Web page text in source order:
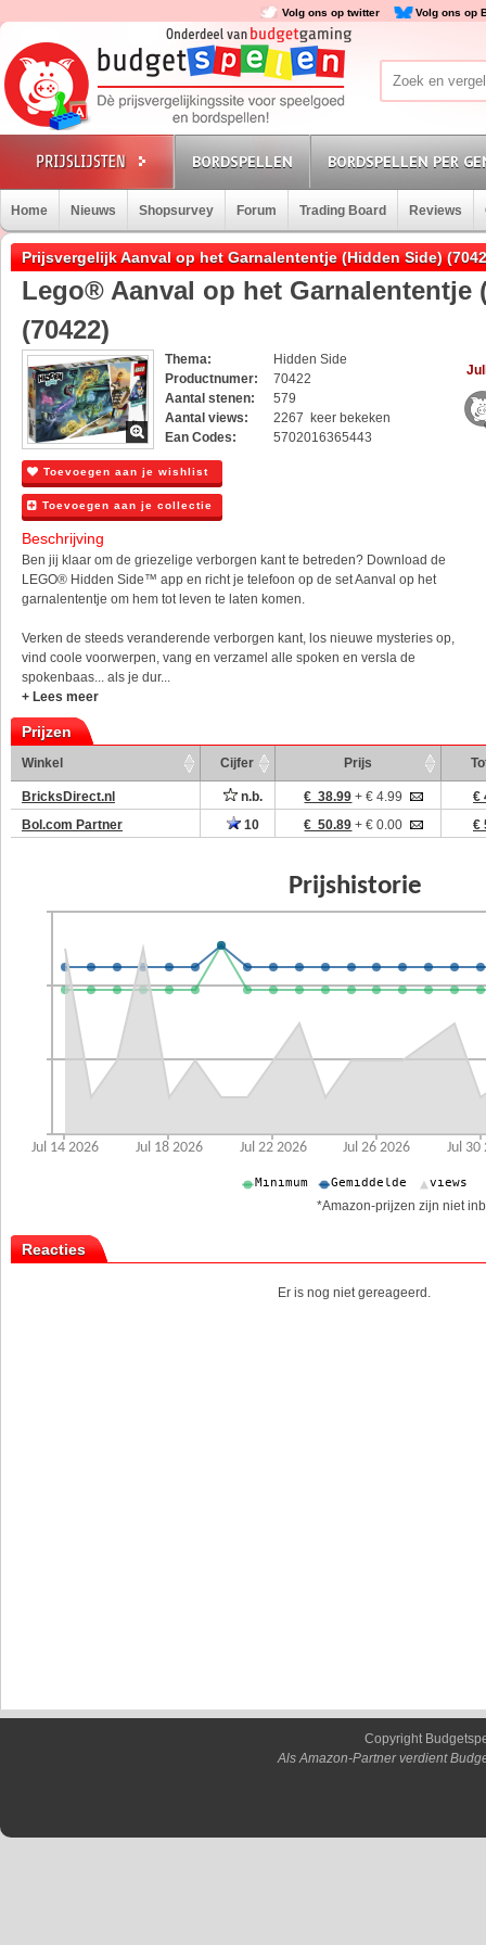
Volg ons op twitter Volg ons op
BORDSPELLEN BORDSPELLEN PER
Home Nieuws Shopsurvey Forum Trading Board Reviews
Prijsvergelijk Aanval op het Garnalententje (Hidden Side)
Lego® Aanval op het Garnalententje
(70422)
Thema:
Hidden Side
Productnumer:
70422
Aantal stenen:
579
Aantal views:
2267 keer bekeken
Ean Codes:
5702016365443
Toevoegen aan je wishlist
Toevoegen aan je collectie
Beschrijving
Ben jij klaar om de griezelige verborgen kant te betreden? Download de
LEGO® Hidden Side™ app en richt je telefoon op de set Aanval op het
garnalententje om hem tot leven te laten komen.
Verken de steeds veranderende verborgen kant, los nieuwe mysteries op,
vind coole voorwerpen, vang en verzamel alle spoken en versla de
spokenbaas... als je dur...
+ Lees meer
Prijzen
Winkel Cijfer Prijs
BricksDirect.nl n.b. € 38.99 + € 4.99
€
Bol.com Partner
10 € 50.89 + € 0.00 €
*Amazon-prijzen zijn niet
Reacties
Er is nog niet gereageerd.
Copyright
Als Amazon-Partner verdient